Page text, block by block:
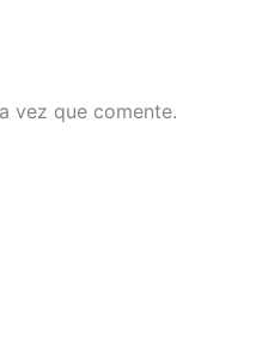
vez que comente.